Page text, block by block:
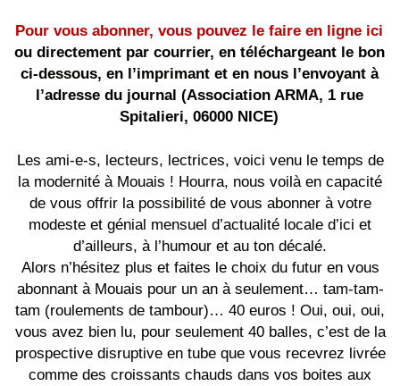
Pour vous abonner, vous pouvez le faire en ligne ici
ou directement par courrier, en téléchargeant le bon
ci-dessous, en l’imprimant et en nous l’envoyant à
l’adresse du journal (Association ARMA, 1 rue
Spitalieri, 06000 NICE)
Les ami-e-s, lecteurs, lectrices, voici venu le temps de
la modernité à Mouais ! Hourra, nous voilà en capacité
de vous offrir la possibilité de vous abonner à votre
modeste et génial mensuel d’actualité locale d’ici et
d’ailleurs, à l’humour et au ton décalé.
Alors n’hésitez plus et faites le choix du futur en vous
abonnant à Mouais pour un an à seulement… tam-tam-
tam (roulements de tambour)… 40 euros ! Oui, oui, oui,
vous avez bien lu, pour seulement 40 balles, c’est de la
prospective disruptive en tube que vous recevrez livrée
comme des croissants chauds dans vos boites aux